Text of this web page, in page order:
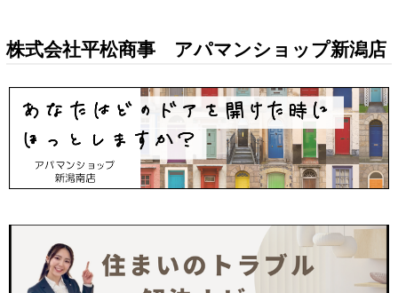
株式会社平松商事 アパマンショップ新潟店